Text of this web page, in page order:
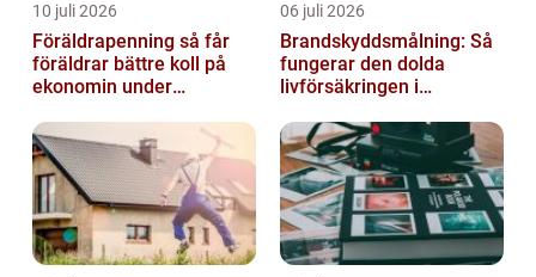
10 juli 2026
Föräldrapenning så får
föräldrar bättre koll på
ekonomin under
06 juli 2026
Brandskyddsmålning: Så
fungerar den dolda
livförsäkringen i